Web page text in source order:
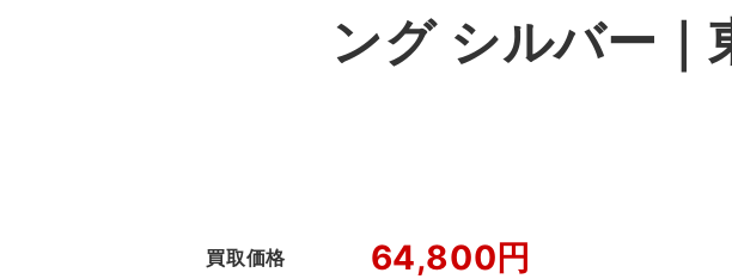
ング シルバー｜
買取価格 64,800円